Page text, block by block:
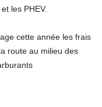
les PHEV.
cette année les frais
route au milieu des